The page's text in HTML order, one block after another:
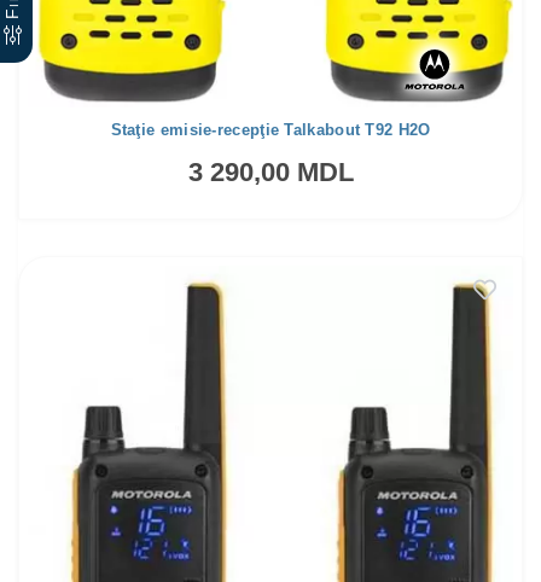
Staţie emisie-recepţie Talkabout T92 H2O
3 290,00 MDL